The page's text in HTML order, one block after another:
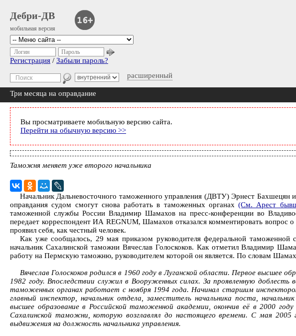
Дебри-ДВ
мобильная версия
расширенный
Логин Пароль
Регистрация / Забыли пароль?
Три месяца на оправдание
Вы просматриваете мобильную версию сайта.
Перейти на обычную версию >>
Таможня меняет уже второго начальника
Начальник Дальневосточного таможенного управления (ДВТУ) Эрнест Бахшецян
оправдания судом смогут снова работать в таможенных органах (См. Арест
таможенной службы России Владимир Шамахов на пресс-конференции во
передает корреспондент ИА REGNUM, Шамахов отказался комментировать вопрос
проявил себя, как честный человек.
Как уже сообщалось, 29 мая приказом руководителя федеральной таможенной
начальник Сахалинской таможни Вячеслав Голоскоков. Как отметил Владимир
работу на Пермскую таможню, руководителем которой он является. По словам
Вячеслав Голоскоков родился в 1960 году в Луганской области. Первое высшее
1982 году. Впоследствии служил в Вооруженных силах. За проявленную
таможенных органах работает с ноября 1994 года. Начинал старшим
главный инспектор, начальник отдела, заместитель начальника поста,
высшее образование в Российской таможенной академии, окончив её в 2000
Сахалинской таможни, которую возглавлял до настоящего времени. С мая
выдвижения на должность начальника управления.